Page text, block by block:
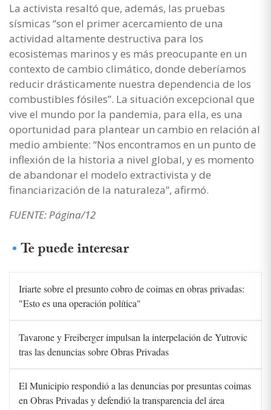
La activista resaltó que, además, las pruebas
sísmicas “son el primer acercamiento de una
actividad altamente destructiva para los
ecosistemas marinos y es más preocupante en un
contexto de cambio climático, donde deberíamos
reducir drásticamente nuestra dependencia de los
combustibles fósiles”. La situación excepcional que
vive el mundo por la pandemia, para ella, es una
oportunidad para plantear un cambio en relación al
medio ambiente: “Nos encontramos en un punto de
inflexión de la historia a nivel global, y es momento
de abandonar el modelo extractivista y de
financiarización de la naturaleza”, afirmó.
FUENTE: Página/12
Te puede interesar
Iriarte sobre el presunto cobro de coimas en obras privadas:
"Esto es una operación política"
Tavarone y Freiberger impulsan la interpelación de Yutrovic
tras las denuncias sobre Obras Privadas
El Municipio respondió a las denuncias por presuntas coimas
en Obras Privadas y defendió la transparencia del área